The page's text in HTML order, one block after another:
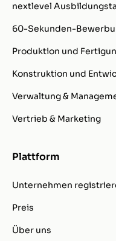
nextlevel
60-Sekunden-
Produktion und
Konstruktion und
Verwaltung &
Vertrieb & Marketing
Plattform
Unternehmen
Preis
Über uns